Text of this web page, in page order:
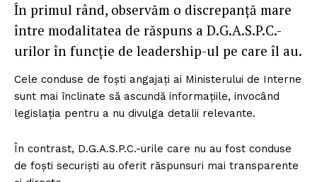
În primul rând, observăm o discrepanță mare
între modalitatea de răspuns a D.G.A.S.P.C.-
urilor în funcție de leadership-ul pe care îl au.
Cele conduse de foști angajați ai Ministerului de Interne
sunt mai înclinate să ascundă informațiile, invocând
legislația pentru a nu divulga detalii relevante.
În contrast, D.G.A.S.P.C.-urile care nu au fost conduse
de foști securiști au oferit răspunsuri mai transparente